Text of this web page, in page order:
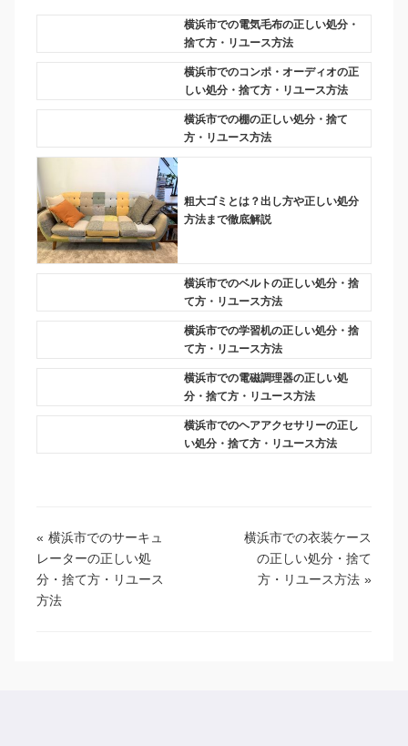
横浜市での電気毛布の正しい処分・
捨て方・リユース方法
横浜市でのコンポ・オーディオの正
しい処分・捨て方・リユース方法
横浜市での棚の正しい処分・捨て
方・リユース方法
粗大ゴミとは？出し方や正しい処分
方法まで徹底解説
横浜市でのベルトの正しい処分・捨
て方・リユース方法
横浜市での学習机の正しい処分・捨
て方・リユース方法
横浜市での電磁調理器の正しい処
分・捨て方・リユース方法
横浜市でのヘアアクセサリーの正し
い処分・捨て方・リユース方法
« 横浜市でのサーキュ
レーターの正しい処
分・捨て方・リユース
方法
横浜市での衣装ケース
の正しい処分・捨て
方・リユース方法 »